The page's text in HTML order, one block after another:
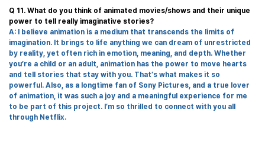
Q 11. What do you think of animated movies/shows and their unique
power to tell really imaginative stories?
A:
I believe animation is a medium that transcends the limits of
imagination. It brings to life anything we can dream of unrestricted
by reality, yet often rich in emotion, meaning, and depth. Whether
you’re a child or an adult, animation has the power to move hearts
and tell stories that stay with you. That’s what makes it so
powerful. Also, as a longtime fan of Sony Pictures, and a true lover
of animation, it was such a joy and a meaningful experience for me
to be part of this project. I ’m so thrilled to connect with you all
through Netflix.